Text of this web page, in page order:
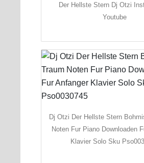
Der Hellste Stern Dj Otzi
Youtube
Dj Otzi Der Hellste Stern
Noten Fur Piano Downloaden
Klavier Solo Sku